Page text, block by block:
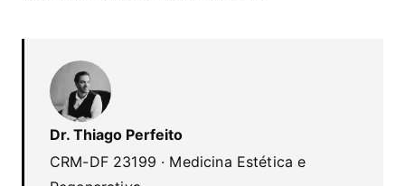
Dr. Thiago Perfeito
CRM-DF 23199 · Medicina Estética e